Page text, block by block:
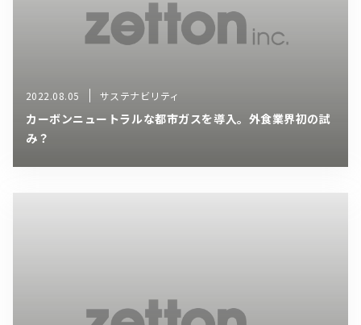
2022.08.05 サステナビリティ
カーボンニュートラルな都市ガスを導入。外食業界初の試
み？